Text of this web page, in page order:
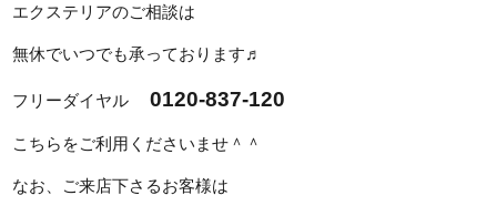
エクステリアのご相談は
無休でいつでも承っております♬
フリーダイヤル 0120-837-120
こちらをご利用くださいませ＾＾
なお、ご来店下さるお客様は